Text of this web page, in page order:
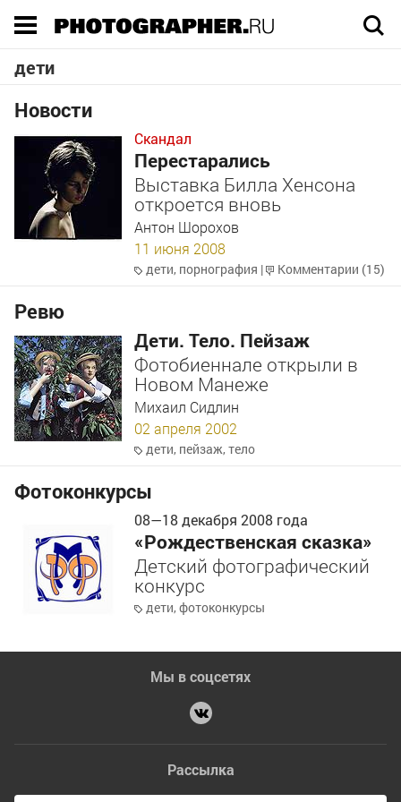
дети
Новости
Скандал
Перестарались
Выставка Билла Хенсона
откроется вновь
Антон Шорохов
11 июня 2008
дети, порнография | Комментарии (15)
Ревю
Дети. Тело. Пейзаж
Фотобиеннале открыли в
Новом Манеже
Михаил Сидлин
02 апреля 2002
дети, пейзаж,тело
Фотоконкурсы
08—18декабря 2008 года
«Рождественская сказка»
Детский фотографический
конкурс
дети,фотоконкурсы
Мы в соцсетях
Рассылка